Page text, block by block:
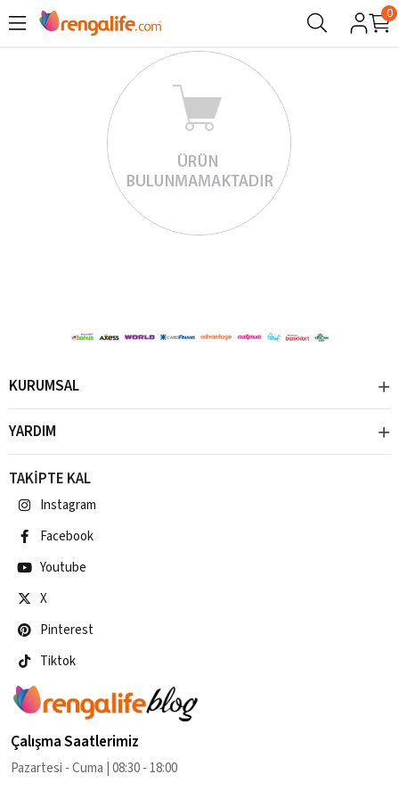
0
KURUMSAL
YARDIM
TAKİPTE KAL
Instagram
Facebook
Youtube
X
Pinterest
Tiktok
Çalışma Saatlerimiz
Pazartesi - Cuma | 08:30 - 18:00